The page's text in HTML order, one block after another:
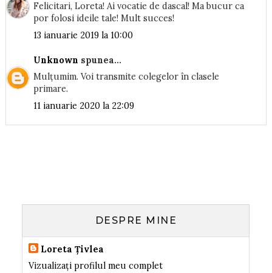
Felicitari, Loreta! Ai vocatie de dascal! Ma bucur ca
por folosi ideile tale! Mult succes!
13 ianuarie 2019 la 10:00
Unknown spunea...
Mulțumim. Voi transmite colegelor în clasele
primare.
11 ianuarie 2020 la 22:09
DESPRE MINE
Loreta Țivlea
Vizualizați profilul meu complet